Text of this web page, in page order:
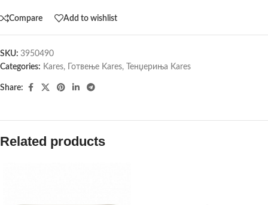
Compare Add to wishlist
SKU: 3950490
Categories: Kares, Готвење Kares, Тенџериња Kares
Share:
Related products